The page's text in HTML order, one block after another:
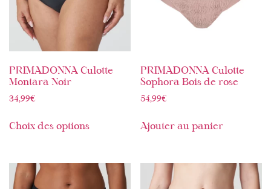
PRIMADONNA Culotte
Montara Noir
34,99€
Choix des options
PRIMADONNA Culotte
Sophora Bois de rose
54,99€
Ajouter au panier